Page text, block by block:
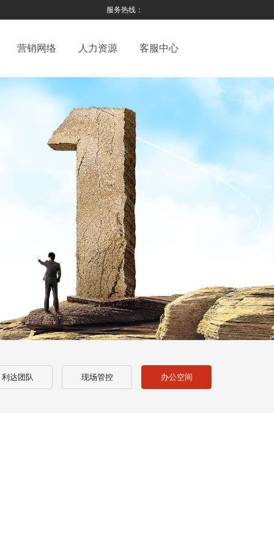
服务热线：
营销网络 人力资源 客服中心
利达团队 现场管控 办公空间